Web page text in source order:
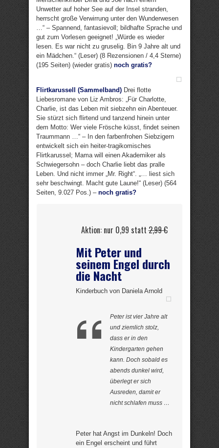
Unwetter auf hoher See auf der Insel stranden,
herrscht große Verwirrung unter den Wunderwesen
…“ – Spannend, fantasievoll; bildhafte Sprache und
gut zum Vorlesen geeignet! „Würde es wieder
lesen. Es war nicht zu gruselig. Bin 9 Jahre alt und
ein Mädchen.“ (Leser) (8 Rezensionen / 4,4 Sterne)
(195 Seiten) (wieder gratis) noch gratis?
Flirtkarussell (Sammelband) Drei flotte
Liebesromane von Liz Ambros: „Für Charlotte,
Charlie, ist das Leben mit siebzehn ein Abenteuer.
Sie stürzt sich flirtend und tanzend hinein unter
dem Motto: Wer viele Frösche küsst, findet seinen
Traummann …“ – In den farbenfrohen Siebzigern
entwickelt sich ein heiter-tragikomisches
Flirtkarussel; Mama will einen Akademiker als
Schwiegersohn – doch Charlie liebt das pralle
Leben. Und nicht immer „Mr. Right“. „… liest sich
sehr beschwingt. Macht gute Laune!“ (Leser) (564
Seiten, 9.027 Pos.) – noch gratis?
Aktion: nur 0,99 statt2,99 €
Mit Peter und
seinem Engel durch
die Nacht
Kinderbuch von Daniela Arnold
Peter ist vier Jahre alt
und ziemlich stolz,
dass er in den
Kindergarten gehen
kann. Doch sobald es
abends dunkel wird,
überlegt er sich
Ausreden, damit er
nicht schlafen muss …
Peter hat Angst im Dunkeln! Doch
ein Engel erscheint und führt